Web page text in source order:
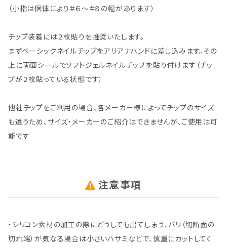
（小指は個体により＃６～＃８の幅があります）
チップ装着には２枚貼りを推奨いたします。
まずベーシックネイルチップをアリアナハンドに差し込みます。その
上に両面シールでソフトジェルネイルチップを貼り付けます（チッ
プが２枚貼っている状態です）
他社チップをご利用の場合、各メーカー様によってチップのサイズ
も違うため、サイズ・メーカーのご紹介はできませんが、ご使用は可
能です
注意事項
・シリコン素材の加工の際にどうしても出てしまう、バリ（切断面の
切れ端）が気なる場合は小さいハサミなどで、慎重にカットしてく